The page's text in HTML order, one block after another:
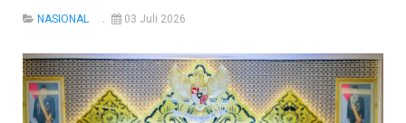
NASIONAL 03 Juli 2026